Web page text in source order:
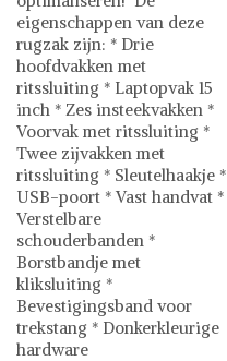
eigenschappen van deze
rugzak zijn: * Drie
hoofdvakken met
ritssluiting * Laptopvak 15
inch * Zes insteekvakken *
Voorvak met ritssluiting *
Twee zijvakken met
ritssluiting * Sleutelhaakje *
USB-poort * Vast handvat *
Verstelbare
schouderbanden *
Borstbandje met
kliksluiting *
Bevestigingsband voor
trekstang * Donkerkleurige
hardware